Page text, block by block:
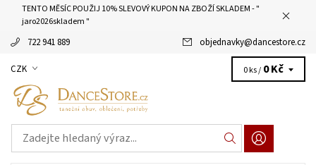
TENTO MĚSÍC POUŽIJ 10% SLEVOVÝ KUPON NA ZBOŽÍ SKLADEM - "
jaro2026skladem "
722 941 889 objednavky@dancestore.cz
CZK 0 ks / 0 Kč